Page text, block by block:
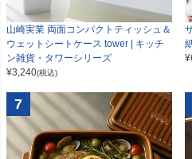
山崎実業 両面コンパクトティッシュ＆
ウェットシートケース tower | キッチ
ン雑貨・タワーシリーズ
¥3,240(税込)
¥
7